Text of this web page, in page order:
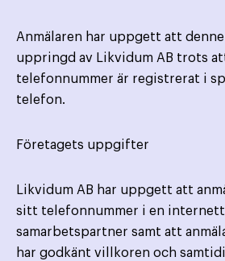
Anmälaren har uppgett att
uppringd av Likvidum AB trots
telefonnummer är registrerat i
telefon.
Företagets uppgifter
Likvidum AB har uppgett att
sitt telefonnummer i en
samarbetspartner samt att
har godkänt villkoren och